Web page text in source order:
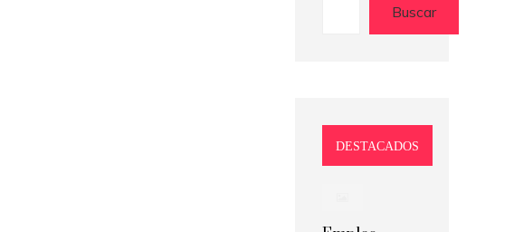
Buscar
DESTACADOS